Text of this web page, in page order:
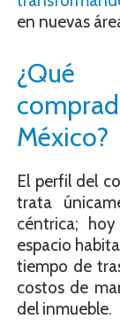
en nuevas
¿Qué
México?
El perfil del
trata
céntrica;
espacio
tiempo de
costos de
del inmueble.